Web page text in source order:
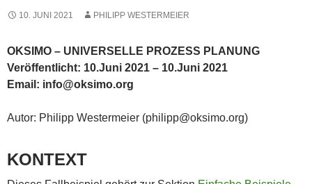
10. JUNI 2021 PHILIPP WESTERMEIER
OKSIMO – UNIVERSELLE PROZESS PLANUNG
Veröffentlicht: 10.Juni 2021 – 10.Juni 2021
Email: info@oksimo.org
Autor: Philipp Westermeier (philipp@oksimo.org)
KONTEXT